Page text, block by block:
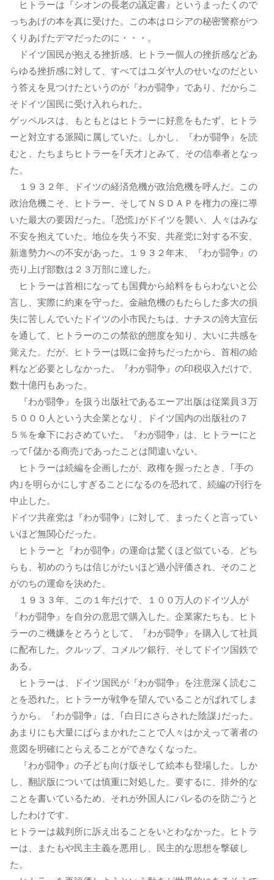
ヒトラーは『シオンの長老の議定書』というまったくので
っちあげの本を真に受けた。この本はロシアの秘密警察がつ
くりあげたデマだったのに・・・。
ドイツ国民が抱える挫折感、ヒトラー個人の挫折感などあ
らゆる挫折感に対して、すべてはユダヤ人のせいなのだとい
う答えを見つけたというのが『わが闘争』であり、だからこ
そドイツ国民に受け入れられた。
ゲッペルスは、もともとはヒトラーに好意をもたず、ヒトラ
ーと対立する派閥に属していた。しかし、『わが闘争』を読
むと、たちまちヒトラーを｢天才｣とみて、その信奉者となっ
た。
１９３２年、ドイツの経済危機が政治危機を呼んだ。この
政治危機こそ、ヒトラー、そしてＮＳＤＡＰを権力の座に導
いた最大の要因だった。｢恐慌｣がドイツを襲い、人々はみな
不安を抱えていた。地位を失う不安、共産党に対する不安、
新進勢力への不安があった。１９３２年末、『わが闘争』の
売り上げ部数は２３万部に達した。
ヒトラーは首相になっても国費から給料をもらわないと公
言し、実際に約束を守った。金融危機のもたらした多大の損
失に苦しんでいたドイツの小市民たちは、ナチスの誇大宣伝
を通して、ヒトラーのこの禁欲的態度を知り、大いに共感を
覚えた。だが、ヒトラーは既に金持ちだったから、首相の給
料など必要としなかった。『わが闘争』の印税収入だけで、
数十億円もあった。
『わが闘争』を扱う出版社であるエーア出版は従業員３万
５０００人という大企業となり、ドイツ国内の出版社の７
５％を傘下におさめていた。『わが闘争』は、ヒトラーにと
って｢儲かる商売｣であったことは間違いない。
ヒトラーは続編を企画したが、政権を握ったとき、｢手の
内｣を明らかにしすぎることになるのを恐れて、続編の刊行を
中止した。
ドイツ共産党は『わが闘争』に対して、まったくと言ってい
いほど無関心だった。
ヒトラーと『わが闘争』の運命は驚くほど似ている。どち
らも、初めのうちは信じがたいほど過小評価され、そのこと
がのちの運命を決めた。
１９３３年、この１年だけで、１００万人のドイツ人が
『わが闘争』を自分の意思で購入した。企業家たちも、ヒト
ラーのご機嫌をとろうとして、『わが闘争』を購入して社員
に配布した。クルップ、コメルツ銀行、そしてドイツ国鉄で
ある。
ヒトラーは、ドイツ国民が『わが闘争』を注意深く読むこ
とを恐れた。ヒトラーが戦争を望んでいることがばれてしま
うから。『わが闘争』は、｢白日にさらされた陰謀｣だった。
あまりにも大量にばらまかれたことで人々はかえって著者の
意図を明確にとらえることができなくなった。
『わが闘争』の子ども向け版そして絵本も登場した。しか
し、翻訳版については慎重に対処した。要するに、排外的な
ことを書いているため、それが外国人にバレるのを防ごうと
したわけです。
ヒトラーは裁判所に訴え出ることをいとわなかった。ヒトラ
ーは、またもや民主主義を悪用し、民主的な思想を撃破し
た。